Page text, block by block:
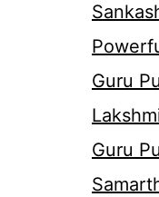
Guru
Guru